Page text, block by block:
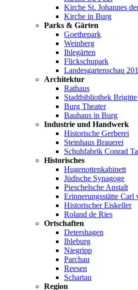
Kirche St. Johannes
Kirche in Burg
Parks & Gärten
Goethepark
Weinberg
Ihlegärten
Flickschupark
Landesgartenschau
Architektur
Rathaus
Stadtbibliothek
Burg Theater
Bauhaus in Burg
Industrie und Handwerk
Historische Gerberei
Steinhaus Brauerei
Schuhfabrik Conrad
Historisches
Hugenottenkabinett
Jüdische Synagoge
Pieschelsche Anstalt
Erinnerungsstätte Carl
Historischer Eiskeller
Roland de Ries
Ortschaften
Detershagen
Ihleburg
Niegripp
Parchau
Reesen
Schartau
Region